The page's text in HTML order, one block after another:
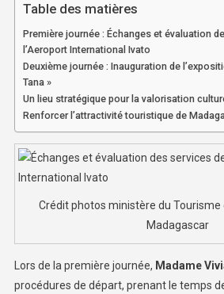
Table des matières
Première journée : Échanges et évaluation
l’Aeroport International Ivato
Deuxième journée : Inauguration de
Tana »
Un lieu stratégique pour la valorisation
Renforcer l’attractivité touristique de
Crédit photos ministère du Tourisme
Madagascar
Lors de la première journée, Madame
procédures de départ, prenant le temps